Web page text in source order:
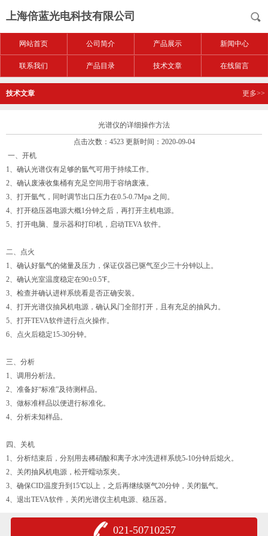
上海倍蓝光电科技有限公司
网站首页 公司简介 产品展示 新闻中心
联系我们 产品目录 技术文章 在线留言
技术文章 更多>>
光谱仪的详细操作方法
点击次数：4523 更新时间：2020-09-04
一、开机
1、确认光谱仪有足够的氩气可用于持续工作。
2、确认废液收集桶有充足空间用于容纳废液。
3、打开氩气，同时调节出口压力在0.5-0.7Mpa 之间。
4、打开稳压器电源大概1分钟之后，再打开主机电源。
5、打开电脑、显示器和打印机，启动TEVA 软件。
二、点火
1、确认好氩气的储量及压力，保证仪器已驱气至少三十分钟以上。
2、确认光室温度稳定在90±0.5℉。
3、检查并确认进样系统看是否正确安装。
4、打开光谱仪抽风机电源，确认风门全部打开，且有充足的抽风力。
5、打开TEVA软件进行点火操作。
6、点火后稳定15-30分钟。
三、分析
1、调用分析法。
2、准备好“标准”及待测样品。
3、做标准样品以便进行标准化。
4、分析未知样品。
四、关机
1、分析结束后，分别用去稀硝酸和离子水冲洗进样系统5-10分钟后熄火。
2、关闭抽风机电源，松开蠕动泵夹。
3、确保CID温度升到15℃以上，之后再继续驱气20分钟，关闭氩气。
4、退出TEVA软件，关闭光谱仪主机电源、稳压器。
021-50710257